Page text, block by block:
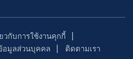
วกับการใช้งานคุกกี้
อมูลส่วนบุคคล
ติดตามเรา